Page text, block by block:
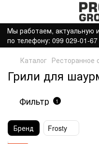
Мы работаем, актуальную
по телефону: 099 029-01-67
Каталог Ресторанное
Грили для
Фильтр 1
Бренд Frosty